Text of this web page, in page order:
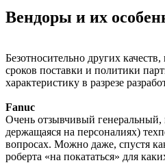
Вендоры и их
Безотносительно других
сроков поставки и политики
характеристику в разрезе
Fanuc
Очень отзывчивый генеральный,
держащаяся на персоналиях)
вопросах. Можно даже, спустя
роберта «на покататься» для